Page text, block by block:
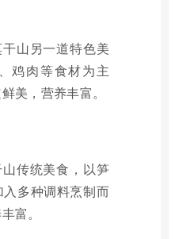
山另一道特色美
鸡肉等食材为主
美，营养丰富。
传统美食，以笋
多种调料烹制而
富。